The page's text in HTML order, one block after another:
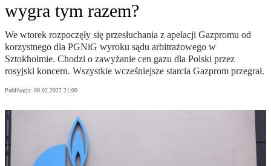
wygra tym razem?
We wtorek rozpoczęły się przesłuchania z apelacji Gazpromu od
korzystnego dla PGNiG wyroku sądu arbitrażowego w
Sztokholmie. Chodzi o zawyżanie cen gazu dla Polski przez
rosyjski koncern. Wszystkie wcześniejsze starcia Gazprom przegrał.
Publikacja: 08.02.2022 21:00